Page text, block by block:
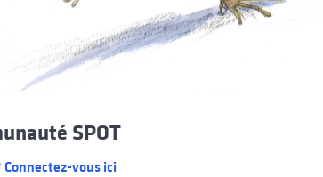
SPOT
Connectez-vous ici